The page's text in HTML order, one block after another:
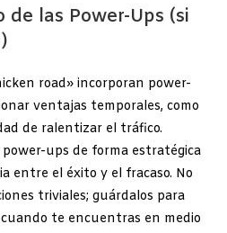
de las Power-Ups (si
road» incorporan power-
ventajas temporales, como
de ralentizar el tráfico.
ups de forma estratégica
entre el éxito y el fracaso. No
triviales; guárdalos para
te encuentras en medio